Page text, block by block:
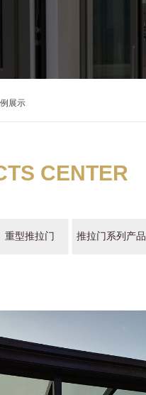
展示
CENTER
重型推拉门 推拉门系列产品